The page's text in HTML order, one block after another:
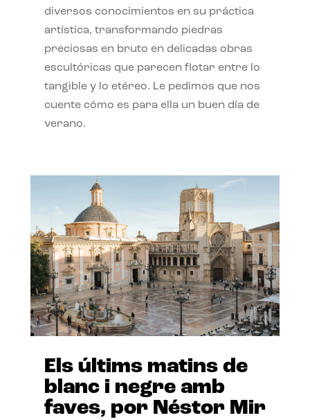
diversos conocimientos en su práctica
artística, transformando piedras
preciosas en bruto en delicadas obras
escultóricas que parecen flotar entre lo
tangible y lo etéreo. Le pedimos que nos
cuente cómo es para ella un buen día de
verano.
Els últims matins de
blanc i negre amb
faves, por Néstor Mir